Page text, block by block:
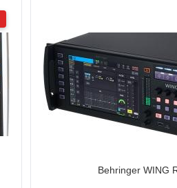
Behringer WING